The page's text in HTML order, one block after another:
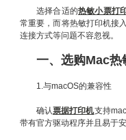
选择合适的热敏小票打
常重要，而将热敏打印机接
连接方式等问题不容忽视。
一、选购Mac热
1.与macOS的兼容性
确认票据打印机支持
带有官方驱动程序并且易于